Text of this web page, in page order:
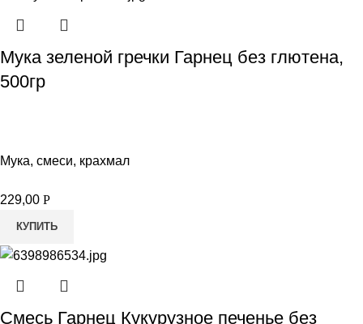
Мука зеленой гречки Гарнец без глютена,
500гр
Мука, смеси, крахмал
229,00 Р
КУПИТЬ
Смесь Гарнец Кукурузное печенье без